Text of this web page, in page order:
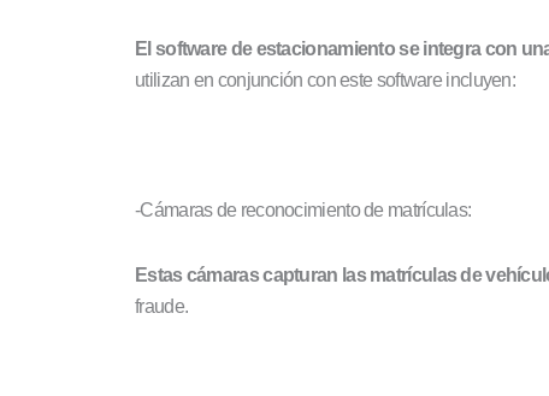
El software de estacionamiento se integra con
utilizan en conjunción con este software incluyen:
-Cámaras de reconocimiento de matrículas:
Estas cámaras capturan las matrículas de
fraude.